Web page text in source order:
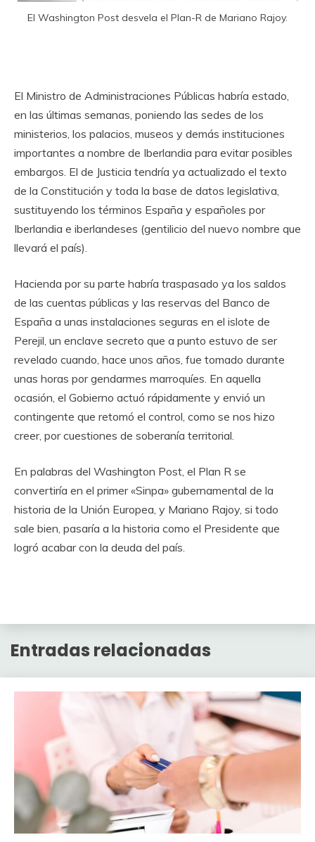
El Washington Post desvela el Plan-R de Mariano Rajoy.
El Ministro de Administraciones Públicas habría estado,
en las últimas semanas, poniendo las sedes de los
ministerios, los palacios, museos y demás instituciones
importantes a nombre de Iberlandia para evitar posibles
embargos. El de Justicia tendría ya actualizado el texto
de la Constitución y toda la base de datos legislativa,
sustituyendo los términos España y españoles por
Iberlandia e iberlandeses (gentilicio del nuevo nombre que
llevará el país).
Hacienda por su parte habría traspasado ya los saldos
de las cuentas públicas y las reservas del Banco de
España a unas instalaciones seguras en el islote de
Perejil, un enclave secreto que a punto estuvo de ser
revelado cuando, hace unos años, fue tomado durante
unas horas por gendarmes marroquíes. En aquella
ocasión, el Gobierno actuó rápidamente y envió un
contingente que retomó el control, como se nos hizo
creer, por cuestiones de soberanía territorial.
En palabras del Washington Post, el Plan R se
convertiría en el primer «Sinpa» gubernamental de la
historia de la Unión Europea, y Mariano Rajoy, si todo
sale bien, pasaría a la historia como el Presidente que
logró acabar con la deuda del país.
Entradas relacionadas